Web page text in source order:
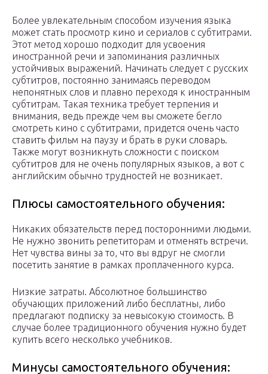
Более увлекательным способом изучения языка
может стать просмотр кино и сериалов с субтитрами.
Этот метод хорошо подходит для усвоения
иностранной речи и запоминания различных
устойчивых выражений. Начинать следует с русских
субтитров, постоянно занимаясь переводом
непонятных слов и плавно переходя к иностранным
субтитрам. Такая техника требует терпения и
внимания, ведь прежде чем вы сможете бегло
смотреть кино с субтитрами, придется очень часто
ставить фильм на паузу и брать в руки словарь.
Также могут возникнуть сложности с поиском
субтитров для не очень популярных языков, а вот с
английским обычно трудностей не возникает.
Плюсы самостоятельного обучения:
Никаких обязательств перед посторонними людьми.
Не нужно звонить репетиторам и отменять встречи.
Нет чувства вины за то, что вы вдруг не смогли
посетить занятие в рамках проплаченного курса.
Низкие затраты. Абсолютное большинство
обучающих приложений либо бесплатны, либо
предлагают подписку за невысокую стоимость. В
случае более традиционного обучения нужно будет
купить всего несколько учебников.
Минусы самостоятельного обучения: